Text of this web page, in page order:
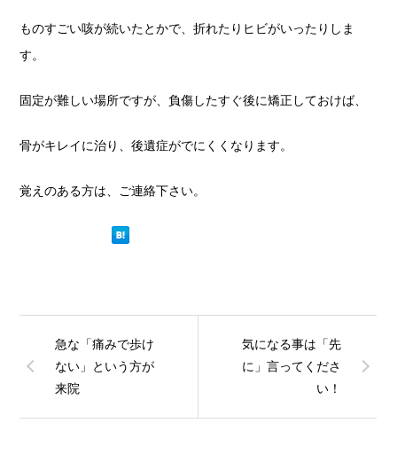
ものすごい咳が続いたとかで、折れたりヒビがいったりしま
す。
固定が難しい場所ですが、負傷したすぐ後に矯正しておけば、
骨がキレイに治り、後遺症がでにくくなります。
覚えのある方は、ご連絡下さい。
急な「痛みで歩け
ない」という方が
来院
気になる事は「先
に」言ってくださ
い！